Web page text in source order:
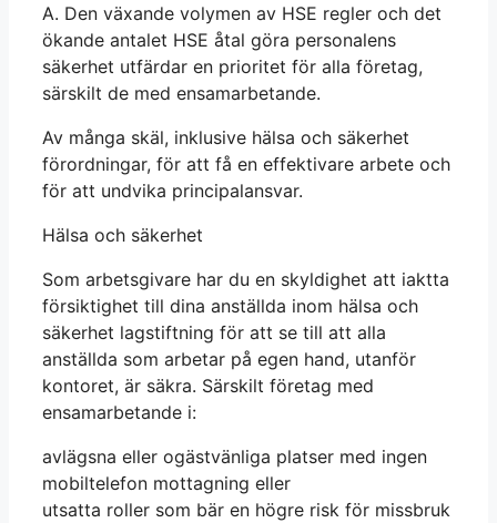
A. Den växande volymen av HSE regler och det
ökande antalet HSE åtal göra personalens
säkerhet utfärdar en prioritet för alla företag,
särskilt de med ensamarbetande.
Av många skäl, inklusive hälsa och säkerhet
förordningar, för att få en effektivare arbete och
för att undvika principalansvar.
Hälsa och säkerhet
Som arbetsgivare har du en skyldighet att iaktta
försiktighet till dina anställda inom hälsa och
säkerhet lagstiftning för att se till att alla
anställda som arbetar på egen hand, utanför
kontoret, är säkra. Särskilt företag med
ensamarbetande i:
avlägsna eller ogästvänliga platser med ingen
mobiltelefon mottagning eller
utsatta roller som bär en högre risk för missbruk